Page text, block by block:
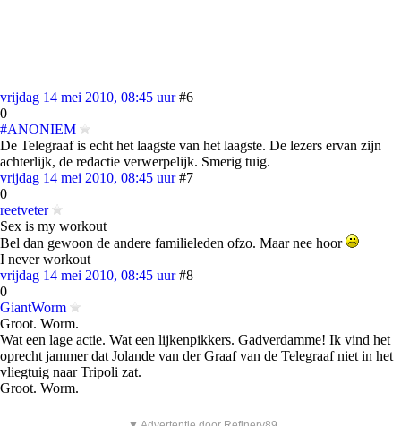
vrijdag 14 mei 2010, 08:45 uur #6
0
#ANONIEM
De Telegraaf is echt het laagste van het laagste. De lezers ervan zijn
achterlijk, de redactie verwerpelijk. Smerig tuig.
vrijdag 14 mei 2010, 08:45 uur #7
0
reetveter
Sex is my workout
Bel dan gewoon de andere familieleden ofzo. Maar nee hoor
I never workout
vrijdag 14 mei 2010, 08:45 uur #8
0
GiantWorm
Groot. Worm.
Wat een lage actie. Wat een lijkenpikkers. Gadverdamme! Ik vind het
oprecht jammer dat Jolande van der Graaf van de Telegraaf niet in het
vliegtuig naar Tripoli zat.
Groot. Worm.